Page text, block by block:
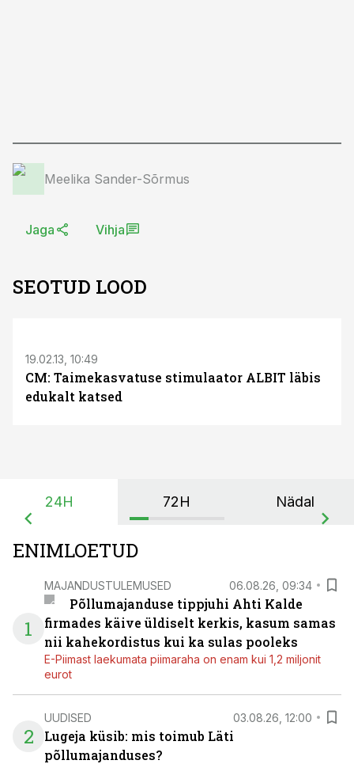
Meelika Sander-Sõrmus
Jaga Vihja
SEOTUD LOOD
19.02.13, 10:49
CM: Taimekasvatuse stimulaator ALBIT läbis
edukalt katsed
24H 72H Nädal
ENIMLOETUD
1
MAJANDUSTULEMUSED 06.08.26, 09:34
Põllumajanduse tippjuhi Ahti Kalde
firmades käive üldiselt kerkis, kasum samas
nii kahekordistus kui ka sulas pooleks
E-Piimast laekumata piimaraha on enam kui 1,2 miljonit
eurot
2
UUDISED 03.08.26, 12:00
Lugeja küsib: mis toimub Läti
põllumajanduses?